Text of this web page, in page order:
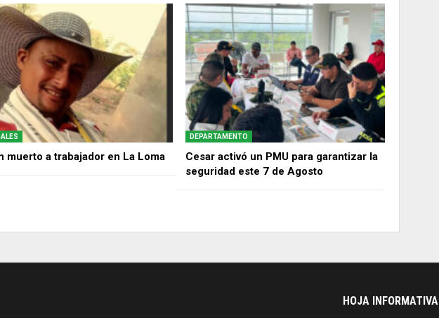
muerto a trabajador en La Loma
DEPARTAMENTO
Cesar activó un PMU para garantizar la
seguridad este 7 de Agosto
HOJA INFORMATIVA